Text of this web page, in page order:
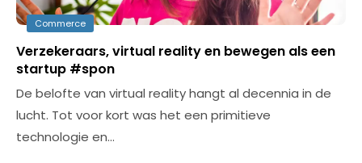
Commerce
Verzekeraars, virtual reality en bewegen als een
startup #spon
De belofte van virtual reality hangt al decennia in de
lucht. Tot voor kort was het een primitieve
technologie en…